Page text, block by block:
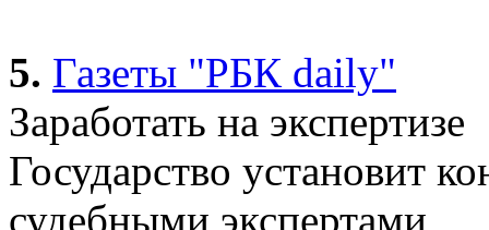
5. Газеты "РБК daily"
Заработать на экспертизе
Государство установит
судебными экспертами